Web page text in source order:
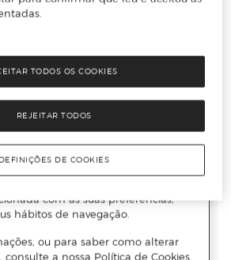
REJEITAR TODOS
TODOS OS COOKIES
DEFINIÇÕES DE COOKIES